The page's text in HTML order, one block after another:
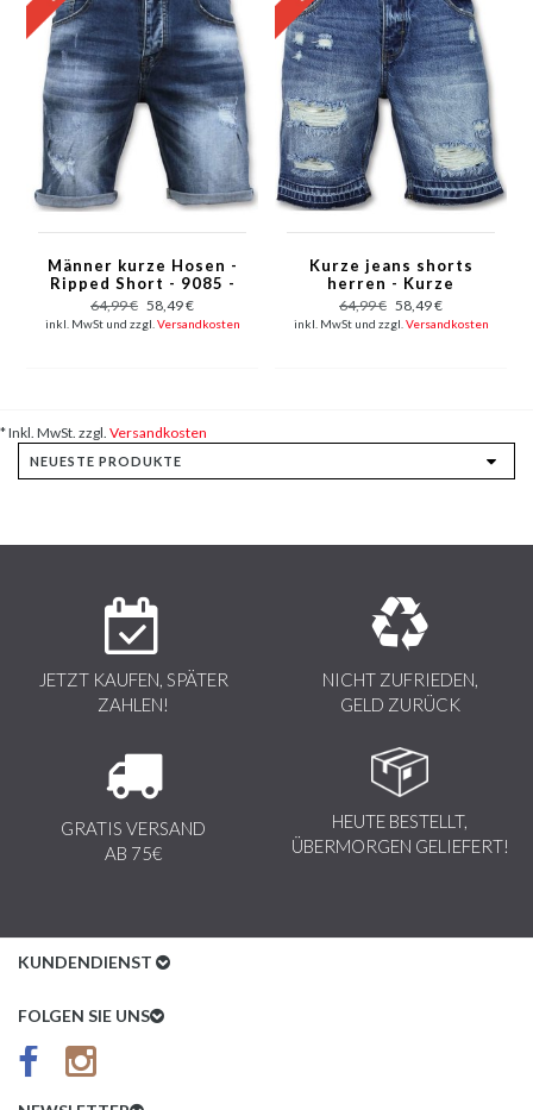
Männer kurze Hosen -
Ripped Short - 9085 -
Blau
64,99 € 58,49 €
inkl. MwSt und zzgl. Versandkosten
Kurze jeans shorts
herren - Kurze
jeanshosen für
männer -J-965 - Blau
64,99 € 58,49 €
inkl. MwSt und zzgl. Versandkosten
* Inkl. MwSt. zzgl. Versandkosten
JETZT KAUFEN, SPÄTER
ZAHLEN!
NICHT ZUFRIEDEN,
GELD ZURÜCK
GRATIS VERSAND
AB 75€
HEUTE BESTELLT,
ÜBERMORGEN GELIEFERT!
KUNDENDIENST
Kundenservice
AGB
FOLGEN SIE UNS